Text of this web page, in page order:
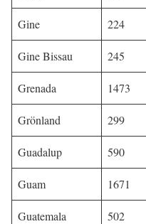
Gine 224
Gine Bissau 245
Grenada 1473
Grönland 299
Guadalup 590
Guam 1671
Guatemala 502